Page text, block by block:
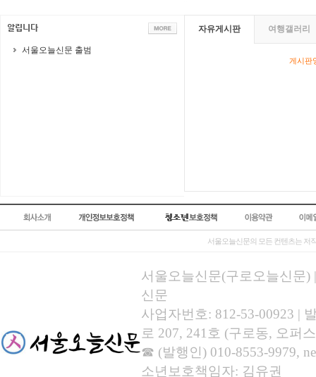
서울오늘신문 출범
자유게시판 여행갤러리
게시판
서울오늘신문의 모든 컨텐츠는 저
서울오늘신문(구로오늘신문)
신문
사업자번호: 812-53-00923 |
로 207, 241호 (구로동, 오퍼
☎ (발행인) 010-8553-9979,
소년보호책임자: 김유권